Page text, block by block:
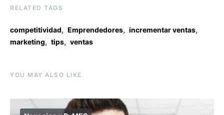
RELATED TAGS
competitividad, Emprendedores, incrementar ventas,
marketing, tips, ventas
YOU MAY ALSO LIKE